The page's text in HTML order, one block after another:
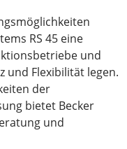
RS 45 eine
und
und Flexibilität legen.
der
bietet Becker
und